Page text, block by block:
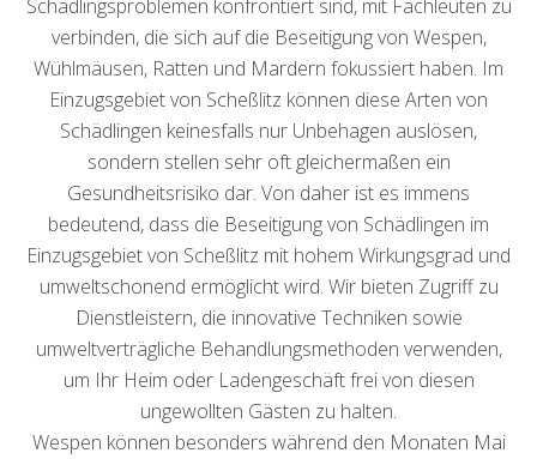
Schädlingsproblemen konfrontiert sind, mit Fachleuten zu
verbinden, die sich auf die Beseitigung von Wespen,
Wühlmäusen, Ratten und Mardern fokussiert haben. Im
Einzugsgebiet von Scheßlitz können diese Arten von
Schädlingen keinesfalls nur Unbehagen auslösen,
sondern stellen sehr oft gleichermaßen ein
Gesundheitsrisiko dar. Von daher ist es immens
bedeutend, dass die Beseitigung von Schädlingen im
Einzugsgebiet von Scheßlitz mit hohem Wirkungsgrad und
umweltschonend ermöglicht wird. Wir bieten Zugriff zu
Dienstleistern, die innovative Techniken sowie
umweltverträgliche Behandlungsmethoden verwenden,
um Ihr Heim oder Ladengeschäft frei von diesen
ungewollten Gästen zu halten.
Wespen können besonders während den Monaten Mai